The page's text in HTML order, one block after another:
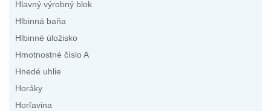
Hlavný výrobný blok
Hlbinná baňa
Hlbinné úložisko
Hmotnostné číslo A
Hnedé uhlie
Horáky
Horľavina